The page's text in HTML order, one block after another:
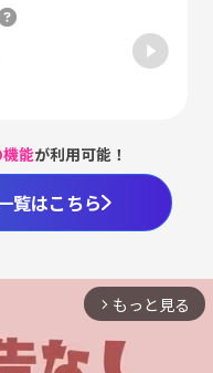
能が利用可能！
覧はこちら
arrow_forward_ios もっと見る